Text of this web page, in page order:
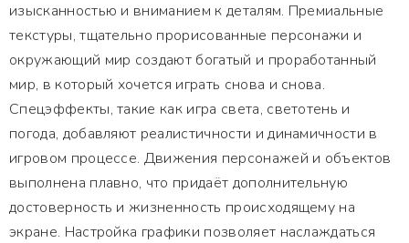
изысканностью и вниманием к деталям. Премиальные
текстуры, тщательно прорисованные персонажи и
окружающий мир создают богатый и проработанный
мир, в который хочется играть снова и снова.
Спецэффекты, такие как игра света, светотень и
погода, добавляют реалистичности и динамичности в
игровом процессе. Движения персонажей и объектов
выполнена плавно, что придаёт дополнительную
достоверность и жизненность происходящему на
экране. Настройка графики позволяет наслаждаться